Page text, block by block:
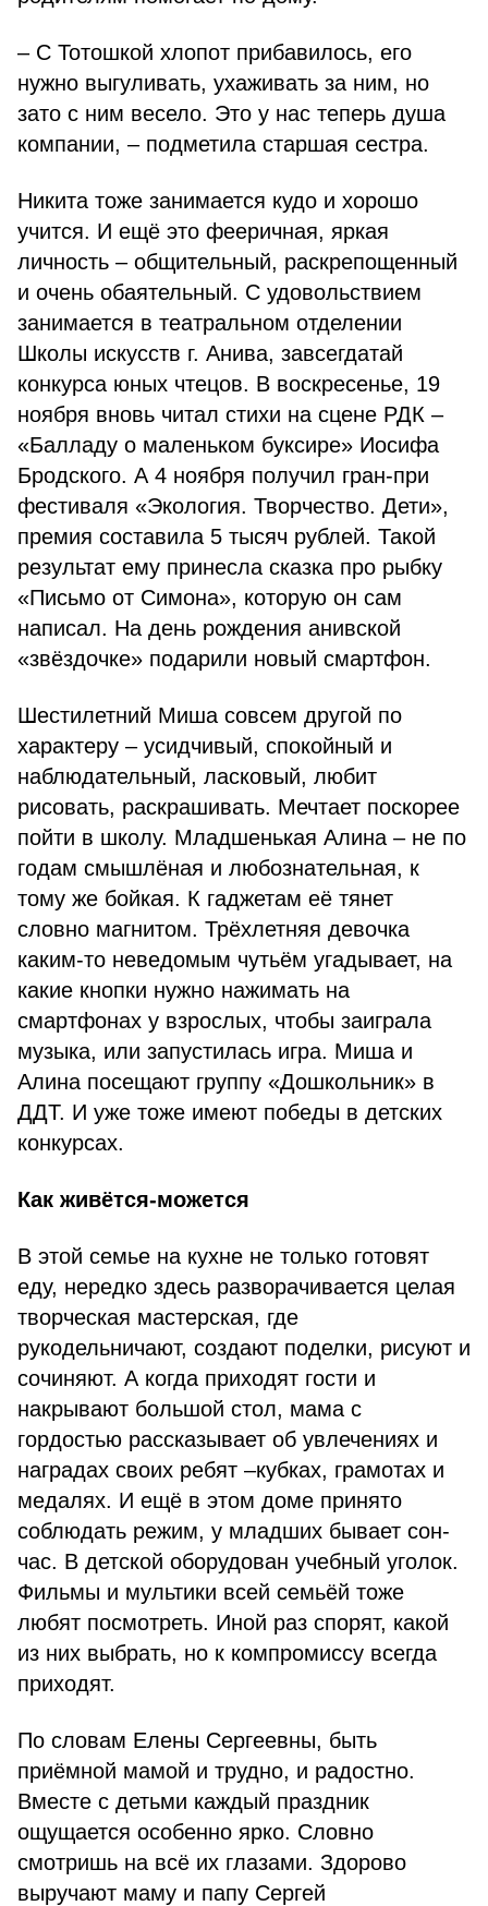
– С Тотошкой хлопот прибавилось, его
нужно выгуливать, ухаживать за ним, но
зато с ним весело. Это у нас теперь душа
компании, – подметила старшая сестра.
Никита тоже занимается кудо и хорошо
учится. И ещё это фееричная, яркая
личность – общительный, раскрепощенный
и очень обаятельный. С удовольствием
занимается в театральном отделении
Школы искусств г. Анива, завсегдатай
конкурса юных чтецов. В воскресенье, 19
ноября вновь читал стихи на сцене РДК –
«Балладу о маленьком буксире» Иосифа
Бродского. А 4 ноября получил гран-при
фестиваля «Экология. Творчество. Дети»,
премия составила 5 тысяч рублей. Такой
результат ему принесла сказка про рыбку
«Письмо от Симона», которую он сам
написал. На день рождения анивской
«звёздочке» подарили новый смартфон.
Шестилетний Миша совсем другой по
характеру – усидчивый, спокойный и
наблюдательный, ласковый, любит
рисовать, раскрашивать. Мечтает поскорее
пойти в школу. Младшенькая Алина – не по
годам смышлёная и любознательная, к
тому же бойкая. К гаджетам её тянет
словно магнитом. Трёхлетняя девочка
каким-то неведомым чутьём угадывает, на
какие кнопки нужно нажимать на
смартфонах у взрослых, чтобы заиграла
музыка, или запустилась игра. Миша и
Алина посещают группу «Дошкольник» в
ДДТ. И уже тоже имеют победы в детских
конкурсах.
Как живётся-можется
В этой семье на кухне не только готовят
еду, нередко здесь разворачивается целая
творческая мастерская, где
рукодельничают, создают поделки, рисуют и
сочиняют. А когда приходят гости и
накрывают большой стол, мама с
гордостью рассказывает об увлечениях и
наградах своих ребят –кубках, грамотах и
медалях. И ещё в этом доме принято
соблюдать режим, у младших бывает сон-
час. В детской оборудован учебный уголок.
Фильмы и мультики всей семьёй тоже
любят посмотреть. Иной раз спорят, какой
из них выбрать, но к компромиссу всегда
приходят.
По словам Елены Сергеевны, быть
приёмной мамой и трудно, и радостно.
Вместе с детьми каждый праздник
ощущается особенно ярко. Словно
смотришь на всё их глазами. Здорово
выручают маму и папу Сергей